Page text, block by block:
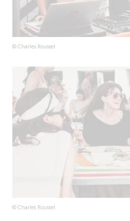
© Charles Roussel
© Charles Roussel